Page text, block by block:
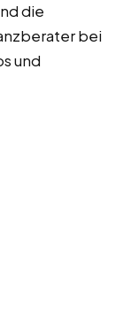
die
bei
und